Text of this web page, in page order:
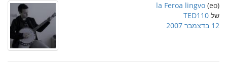
(eo)
la Feroa lingvo
של TED110
12 בדצמבר 2007